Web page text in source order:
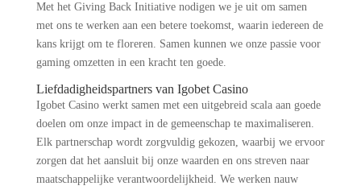
Met het Giving Back Initiative nodigen we je uit om samen
met ons te werken aan een betere toekomst, waarin iedereen de
kans krijgt om te floreren. Samen kunnen we onze passie voor
gaming omzetten in een kracht ten goede.
Liefdadigheidspartners van Igobet Casino
Igobet Casino werkt samen met een uitgebreid scala aan goede
doelen om onze impact in de gemeenschap te maximaliseren.
Elk partnerschap wordt zorgvuldig gekozen, waarbij we ervoor
zorgen dat het aansluit bij onze waarden en ons streven naar
maatschappelijke verantwoordelijkheid. We werken nauw